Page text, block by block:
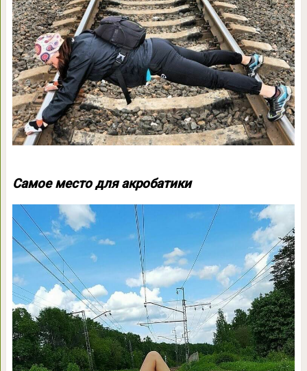
Самое место для акробатики